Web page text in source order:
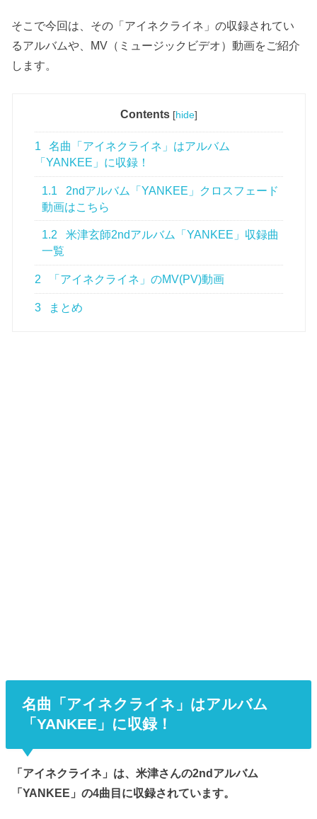
そこで今回は、その「アイネクライネ」の収録されてい
るアルバムや、MV（ミュージックビデオ）動画をご紹介
します。
Contents [hide]
1
名曲「アイネクライネ」はアルバム
「YANKEE」に収録！
1.1
2ndアルバム「YANKEE」クロスフェード
動画はこちら
1.2
米津玄師2ndアルバム「YANKEE」収録曲
一覧
2 「アイネクライネ」のMV(PV)動画
3 まとめ
名曲「アイネクライネ」はアルバム
「YANKEE」に収録！
「アイネクライネ」は、米津さんの2ndアルバム
「YANKEE」の4曲目に収録されています。